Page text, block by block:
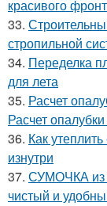
красивого
33.
стропильной
34. Переделка
для лета
35. Расчет
Расчет
36. Как
изнутри
37. СУМОЧКА из
чистый и